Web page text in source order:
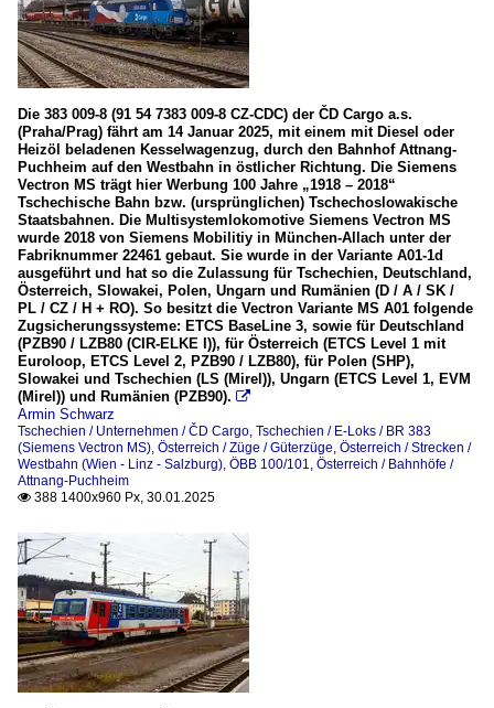
Die 383 009-8 (91 54 7383 009-8 CZ-CDC) der ČD Cargo a.s.
(Praha/Prag) fährt am 14 Januar 2025, mit einem mit Diesel oder
Heizöl beladenen Kesselwagenzug, durch den Bahnhof Attnang-
Puchheim auf den Westbahn in östlicher Richtung. Die Siemens
Vectron MS trägt hier Werbung 100 Jahre „1918 – 2018“
Tschechische Bahn bzw. (ursprünglichen) Tschechoslowakische
Staatsbahnen. Die Multisystemlokomotive Siemens Vectron MS
wurde 2018 von Siemens Mobilitiy in München-Allach unter der
Fabriknummer 22461 gebaut. Sie wurde in der Variante A01-1d
ausgeführt und hat so die Zulassung für Tschechien, Deutschland,
Österreich, Slowakei, Polen, Ungarn und Rumänien (D / A / SK /
PL / CZ / H + RO). So besitzt die Vectron Variante MS A01 folgende
Zugsicherungssysteme: ETCS BaseLine 3, sowie für Deutschland
(PZB90 / LZB80 (CIR-ELKE I)), für Österreich (ETCS Level 1 mit
Euroloop, ETCS Level 2, PZB90 / LZB80), für Polen (SHP),
Slowakei und Tschechien (LS (Mirel)), Ungarn (ETCS Level 1, EVM
(Mirel)) und Rumänien (PZB90). 
Armin Schwarz
Tschechien / Unternehmen / ČD Cargo, Tschechien / E-Loks / BR 383
(Siemens Vectron MS), Österreich / Züge / Güterzüge, Österreich / Strecken /
Westbahn (Wien - Linz - Salzburg), ÖBB 100/101, Österreich / Bahnhöfe /
Attnang-Puchheim
 388 1400x960 Px, 30.01.2025